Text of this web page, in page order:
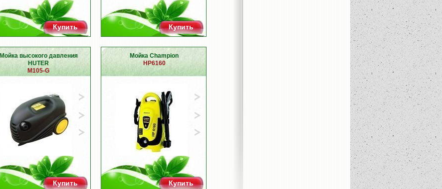
Купить Купить
Мойка высокого давления
HUTER
M105-G
Купить
Мойка Champion
HP6160
Купить